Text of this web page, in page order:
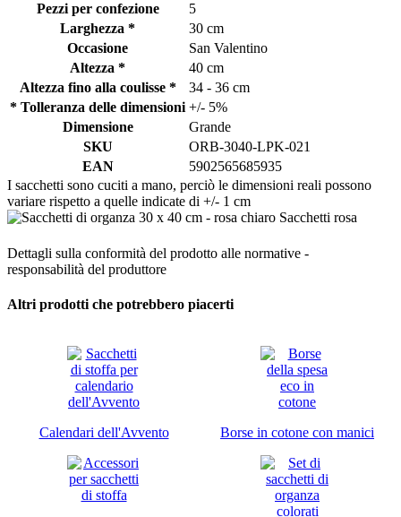
Pezzi per confezione
5
Larghezza *
30 cm
Occasione
San Valentino
Altezza *
40 cm
Altezza fino alla coulisse *
34 - 36 cm
* Tolleranza delle dimensioni +/- 5%
Dimensione
Grande
SKU
ORB-3040-LPK-021
EAN
5902565685935
I sacchetti sono cuciti a mano, perciò le dimensioni reali possono
variare rispetto a quelle indicate di +/- 1 cm
Dettagli sulla conformità del prodotto alle normative -
responsabilità del produttore
Altri prodotti che potrebbero piacerti
Calendari dell'Avvento Borse in cotone con manici